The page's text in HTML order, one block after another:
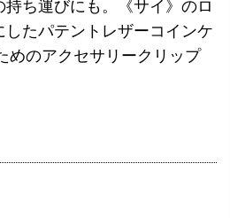
ち運びにも。《サイ》のロ
たパテントレザーコインケ
めのアクセサリークリップ